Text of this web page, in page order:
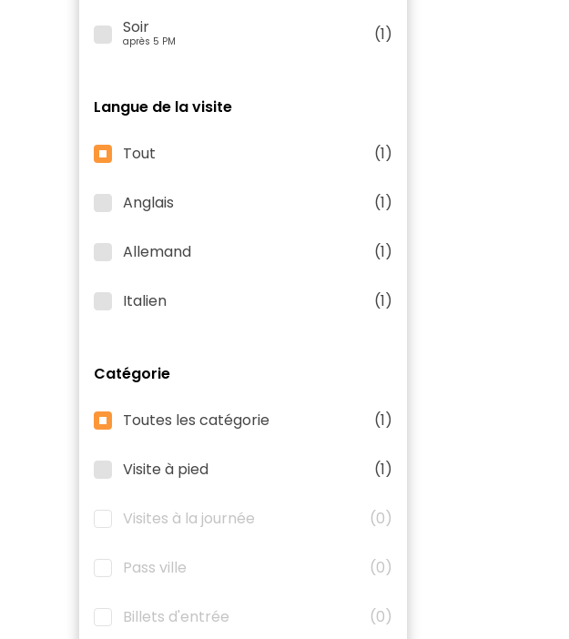
Soir
après 5 PM (1)
Langue de la visite
Tout (1)
Anglais (1)
Allemand (1)
Italien (1)
Catégorie
Toutes les catégorie (1)
Visite à pied (1)
Visites à la journée (0)
Pass ville (0)
Billets d'entrée (0)